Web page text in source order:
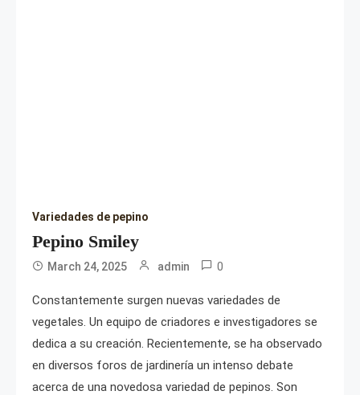
Variedades de pepino
Pepino Smiley
March 24, 2025 admin 0
Constantemente surgen nuevas variedades de
vegetales. Un equipo de criadores e investigadores se
dedica a su creación. Recientemente, se ha observado
en diversos foros de jardinería un intenso debate
acerca de una novedosa variedad de pepinos. Son